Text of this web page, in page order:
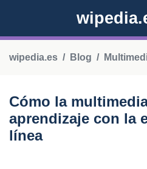
wipedia.es Blog
Cómo la
aprendizaje con la
línea